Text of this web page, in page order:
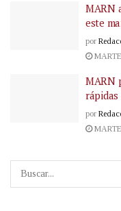
MARN
este
por
MARN
por